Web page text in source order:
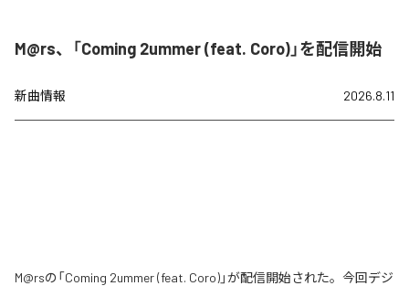
M@rs、「Coming 2ummer (feat. Coro)」を配信開始
新曲情報 2026.8.11
M@rsの「Coming 2ummer (feat. Coro)」が配信開始された。今回デジ